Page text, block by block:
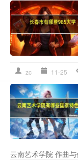
zc 11-25
云南艺术学院 作曲